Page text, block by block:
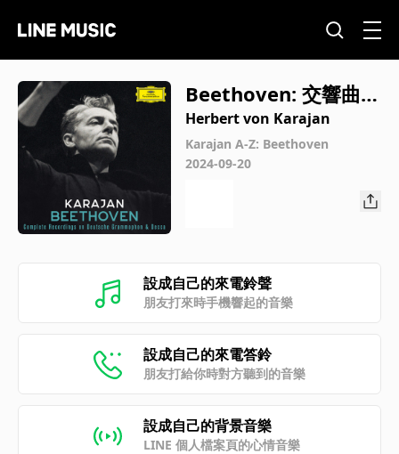
Beethoven: 交響曲
第6番 ヘ長調 作品68
《田園》: 第3楽章: 農
夫たちの楽しい集ま
Herbert von Karajan
Karajan A-Z: Beethoven
2024-09-20
設成自己的來電鈴聲
朋友打來時手機響起的音樂
設成自己的來電答鈴
朋友打給你時對方聽到的音樂
設成自己的背景音樂
LINE 個人檔案頁的心情音樂